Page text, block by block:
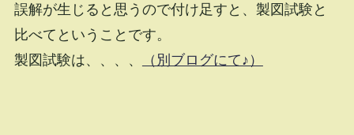
誤解が生じると思うので付け足すと、製図試験と
比べてということです。
製図試験は、、、、
（別ブログにて♪）